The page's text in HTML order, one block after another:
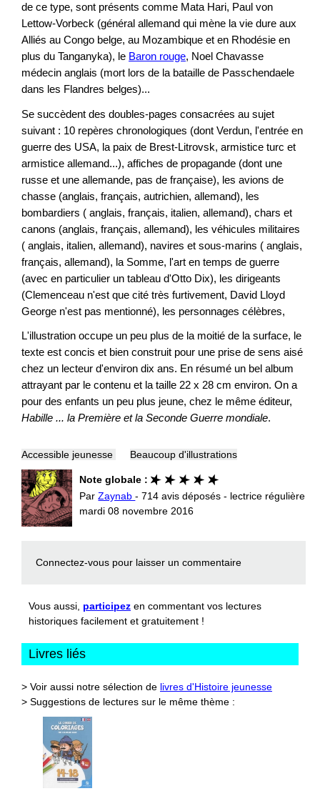
de ce type, sont présents comme Mata Hari, Paul von
Lettow-Vorbeck (général allemand qui mène la vie dure aux
Alliés au Congo belge, au Mozambique et en Rhodésie en
plus du Tanganyka), le Baron rouge, Noel Chavasse
médecin anglais (mort lors de la bataille de Passchendaele
dans les Flandres belges)...
Se succèdent des doubles-pages consacrées au sujet
suivant : 10 repères chronologiques (dont Verdun, l'entrée en
guerre des USA, la paix de Brest-Litrovsk, armistice turc et
armistice allemand...), affiches de propagande (dont une
russe et une allemande, pas de française), les avions de
chasse (anglais, français, autrichien, allemand), les
bombardiers ( anglais, français, italien, allemand), chars et
canons (anglais, français, allemand), les véhicules militaires
( anglais, italien, allemand), navires et sous-marins ( anglais,
français, allemand), la Somme, l'art en temps de guerre
(avec en particulier un tableau d'Otto Dix), les dirigeants
(Clemenceau n'est que cité très furtivement, David Lloyd
George n'est pas mentionné), les personnages célèbres,
L'illustration occupe un peu plus de la moitié de la surface, le
texte est concis et bien construit pour une prise de sens aisé
chez un lecteur d'environ dix ans. En résumé un bel album
attrayant par le contenu et la taille 22 x 28 cm environ. On a
pour des enfants un peu plus jeune, chez le même éditeur,
Habille ... la Première et la Seconde Guerre mondiale.
Accessible jeunesse Beaucoup d'illustrations
Note globale :
ParZaynab- 714 avis déposés - lectrice régulière
mardi 08 novembre 2016
Connectez-vous pour laisser un commentaire
Vous aussi, participez en commentant vos lectures
historiques facilement et gratuitement !
Livres liés
> Voir aussi notre sélection de livres d'Histoire jeunesse
> Suggestions de lectures sur le même thème :